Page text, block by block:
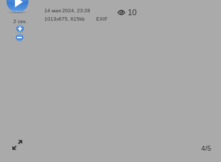
2 сек.
14 мая 2024, 23:28
1013x675, 615kb
EXIF
10
4/5